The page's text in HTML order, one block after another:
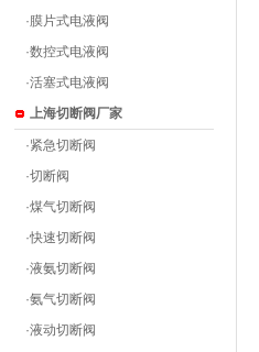
· 膜片式电液阀
·数控式电液阀
·活塞式电液阀
上海切断阀厂家
·紧急切断阀
·切断阀
·煤气切断阀
·快速切断阀
·液氨切断阀
·氨气切断阀
·液动切断阀